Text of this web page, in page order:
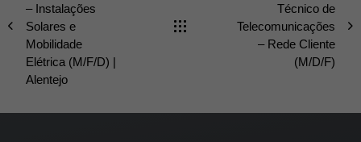
– Instalações
Solares e
Mobilidade
Elétrica (M/F/D) |
Alentejo
Técnico de
Telecomunicações
– Rede Cliente
(M/D/F)